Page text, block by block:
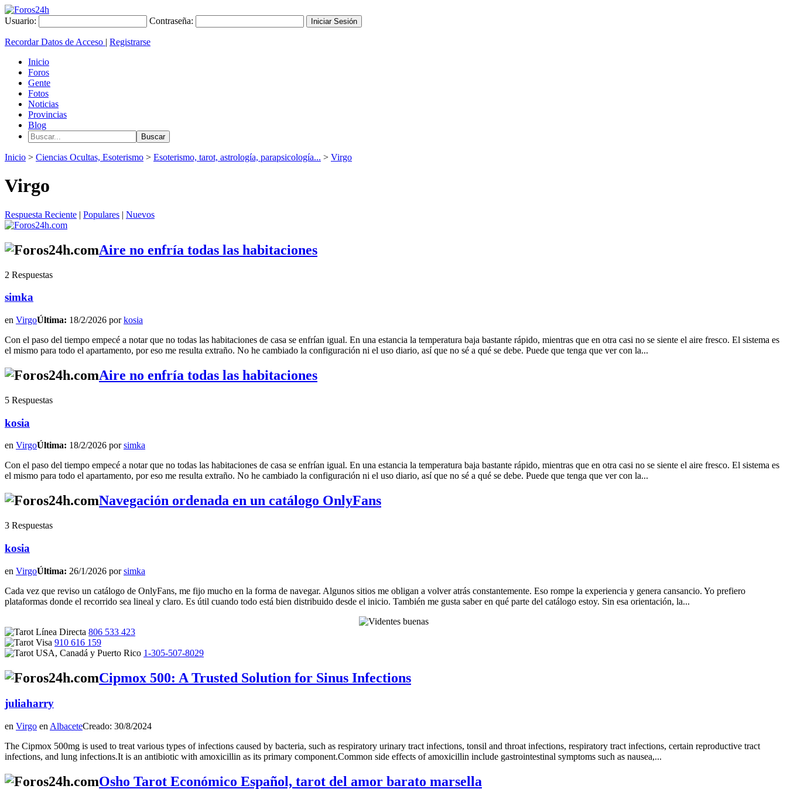
Usuario: Contraseña:
Recordar Datos de Acceso | Registrarse
Inicio
Foros
Gente
Fotos
Noticias
Provincias
Blog
Inicio > Ciencias Ocultas, Esoterismo > Esoterismo, tarot, astrología, parapsicología... > Virgo
Virgo
Respuesta Reciente | Populares | Nuevos
Aire no enfría todas las habitaciones
2 Respuestas
simka
en VirgoÚltima: 18/2/2026 porkosia
Con el paso del tiempo empecé a notar que no todas las habitaciones de casa se enfrían igual. En una estancia la temperatura baja bastante rápido, mientras que en otra casi no se siente el aire fresco. El sistema es
el mismo para todo el apartamento, por eso me resulta extraño. No he cambiado la configuración ni el uso diario, así que no sé a qué se debe. Puede que tenga que ver con la...
Aire no enfría todas las habitaciones
5 Respuestas
kosia
en VirgoÚltima: 18/2/2026 porsimka
Con el paso del tiempo empecé a notar que no todas las habitaciones de casa se enfrían igual. En una estancia la temperatura baja bastante rápido, mientras que en otra casi no se siente el aire fresco. El sistema es
el mismo para todo el apartamento, por eso me resulta extraño. No he cambiado la configuración ni el uso diario, así que no sé a qué se debe. Puede que tenga que ver con la...
Navegación ordenada en un catálogo OnlyFans
3 Respuestas
kosia
en VirgoÚltima: 26/1/2026 porsimka
Cada vez que reviso un catálogo de OnlyFans, me fijo mucho en la forma de navegar. Algunos sitios me obligan a volver atrás constantemente. Eso rompe la experiencia y genera cansancio. Yo prefiero
plataformas donde el recorrido sea lineal y claro. Es útil cuando todo está bien distribuido desde el inicio. También me gusta saber en qué parte del catálogo estoy. Sin esa orientación, la...
806 533 423
910 616 159
1-305-507-8029
Cipmox 500: A Trusted Solution for Sinus Infections
juliaharry
en Virgo en AlbaceteCreado: 30/8/2024
The Cipmox 500mg is used to treat various types of infections caused by bacteria, such as respiratory urinary tract infections, tonsil and throat infections, respiratory tract infections, certain reproductive tract
infections, and lung infections.It is an antibiotic with amoxicillin as its primary component.Common side effects of amoxicillin include gastrointestinal symptoms such as nausea,...
Osho Tarot Económico Español, tarot del amor barato marsella